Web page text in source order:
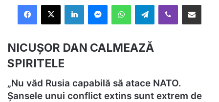
Facebook
X LinkedInMessengerWhatsAppTelegramViber Distribuie prin mail
NICUȘOR DAN CALMEAZĂ
SPIRITELE
„Nu văd Rusia capabilă să atace NATO.
Șansele unui conflict extins sunt extrem de